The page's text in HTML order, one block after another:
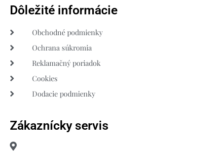
Dôležité informácie
Obchodné podmienky
Ochrana súkromia
Reklamačný poriadok
Cookies
Dodacie podmienky
Zákaznícky servis